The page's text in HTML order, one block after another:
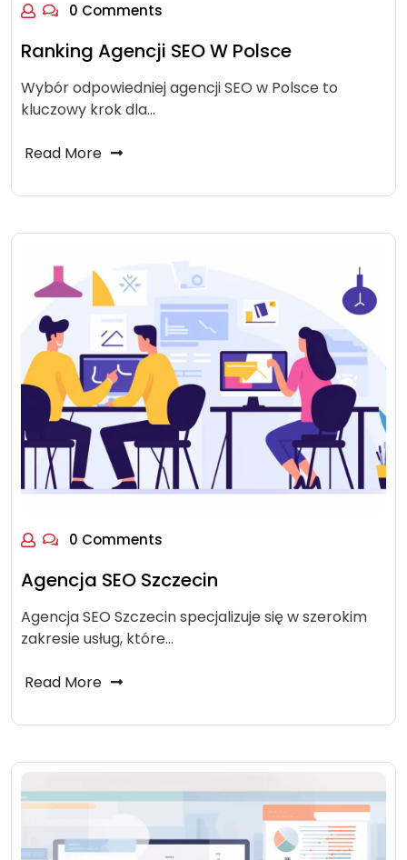
0 Comments
Ranking Agencji SEO W Polsce
Wybór odpowiedniej agencji SEO w Polsce to
kluczowy krok dla…
Read More
0 Comments
Agencja SEO Szczecin
Agencja SEO Szczecin specjalizuje się w szerokim
zakresie usług, które…
Read More